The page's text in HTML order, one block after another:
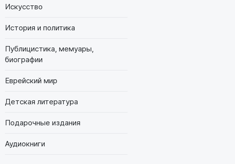
Искусство
История и политика
Публицистика, мемуары,
биографии
Еврейский мир
Детская литература
Подарочные издания
Аудиокниги